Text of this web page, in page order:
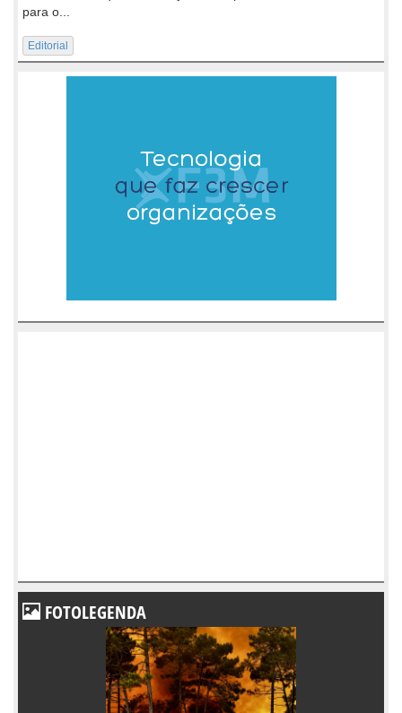
para o...
Editorial
FOTOLEGENDA